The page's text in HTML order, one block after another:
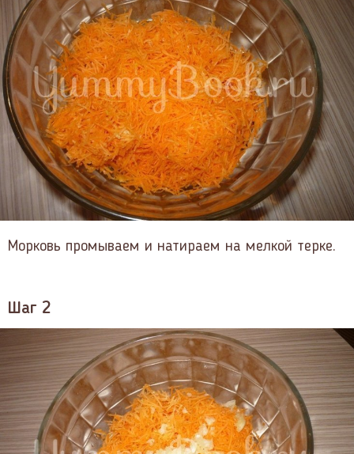
Морковь промываем и натираем на мелкой терке.
Шаг 2